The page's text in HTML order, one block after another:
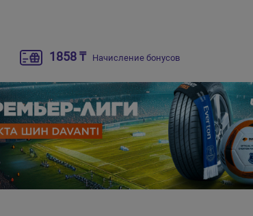
1858 ₸ Начисление бонусов